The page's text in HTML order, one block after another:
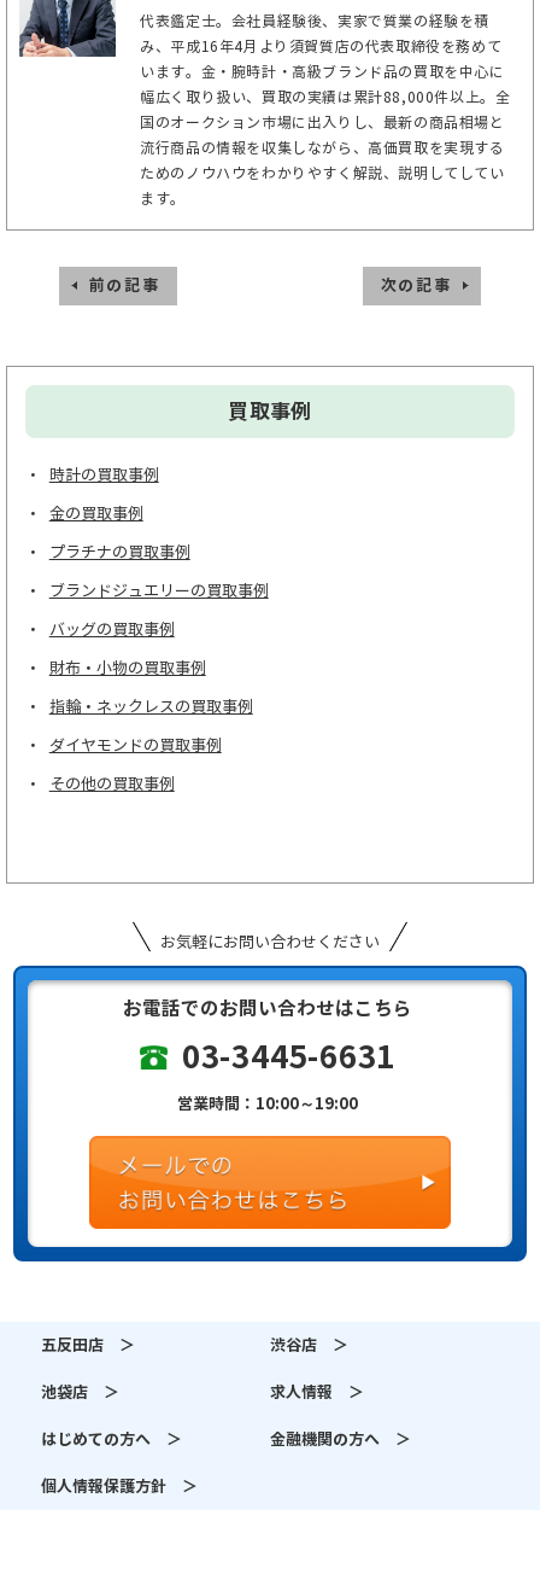
代表鑑定士。会社員経験後、実家で質業の経験を積
み、平成16年4月より須賀質店の代表取締役を務めて
います。金・腕時計・高級ブランド品の買取を中心に
幅広く取り扱い、買取の実績は累計88,000件以上。全
国のオークション市場に出入りし、最新の商品相場と
流行商品の情報を収集しながら、高価買取を実現する
ためのノウハウをわかりやすく解説、説明してしてい
ます。
前の記事 次の記事
買取事例
時計の買取事例
金の買取事例
プラチナの買取事例
ブランドジュエリーの買取事例
バッグの買取事例
財布・小物の買取事例
指輪・ネックレスの買取事例
ダイヤモンドの買取事例
その他の買取事例
お気軽にお問い合わせください
お電話でのお問い合わせはこちら
03-3445-6631
営業時間：10:00～19:00
五反田店 ＞ 渋谷店 ＞
池袋店 ＞ 求人情報 ＞
はじめての方へ ＞ 金融機関の方へ ＞
個人情報保護方針 ＞